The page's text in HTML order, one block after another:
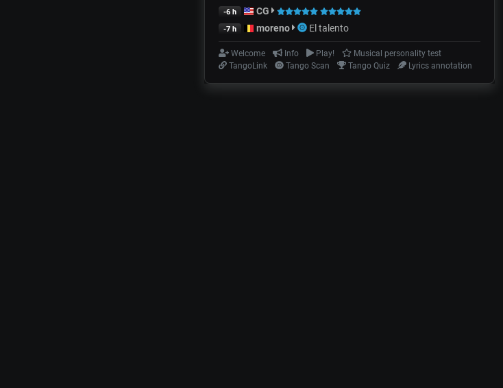
-6 h CG
-7 h moreno El talento
Welcome Info Play!
Musical personality test
TangoLink
Tango Scan Tango Quiz Lyrics annotation